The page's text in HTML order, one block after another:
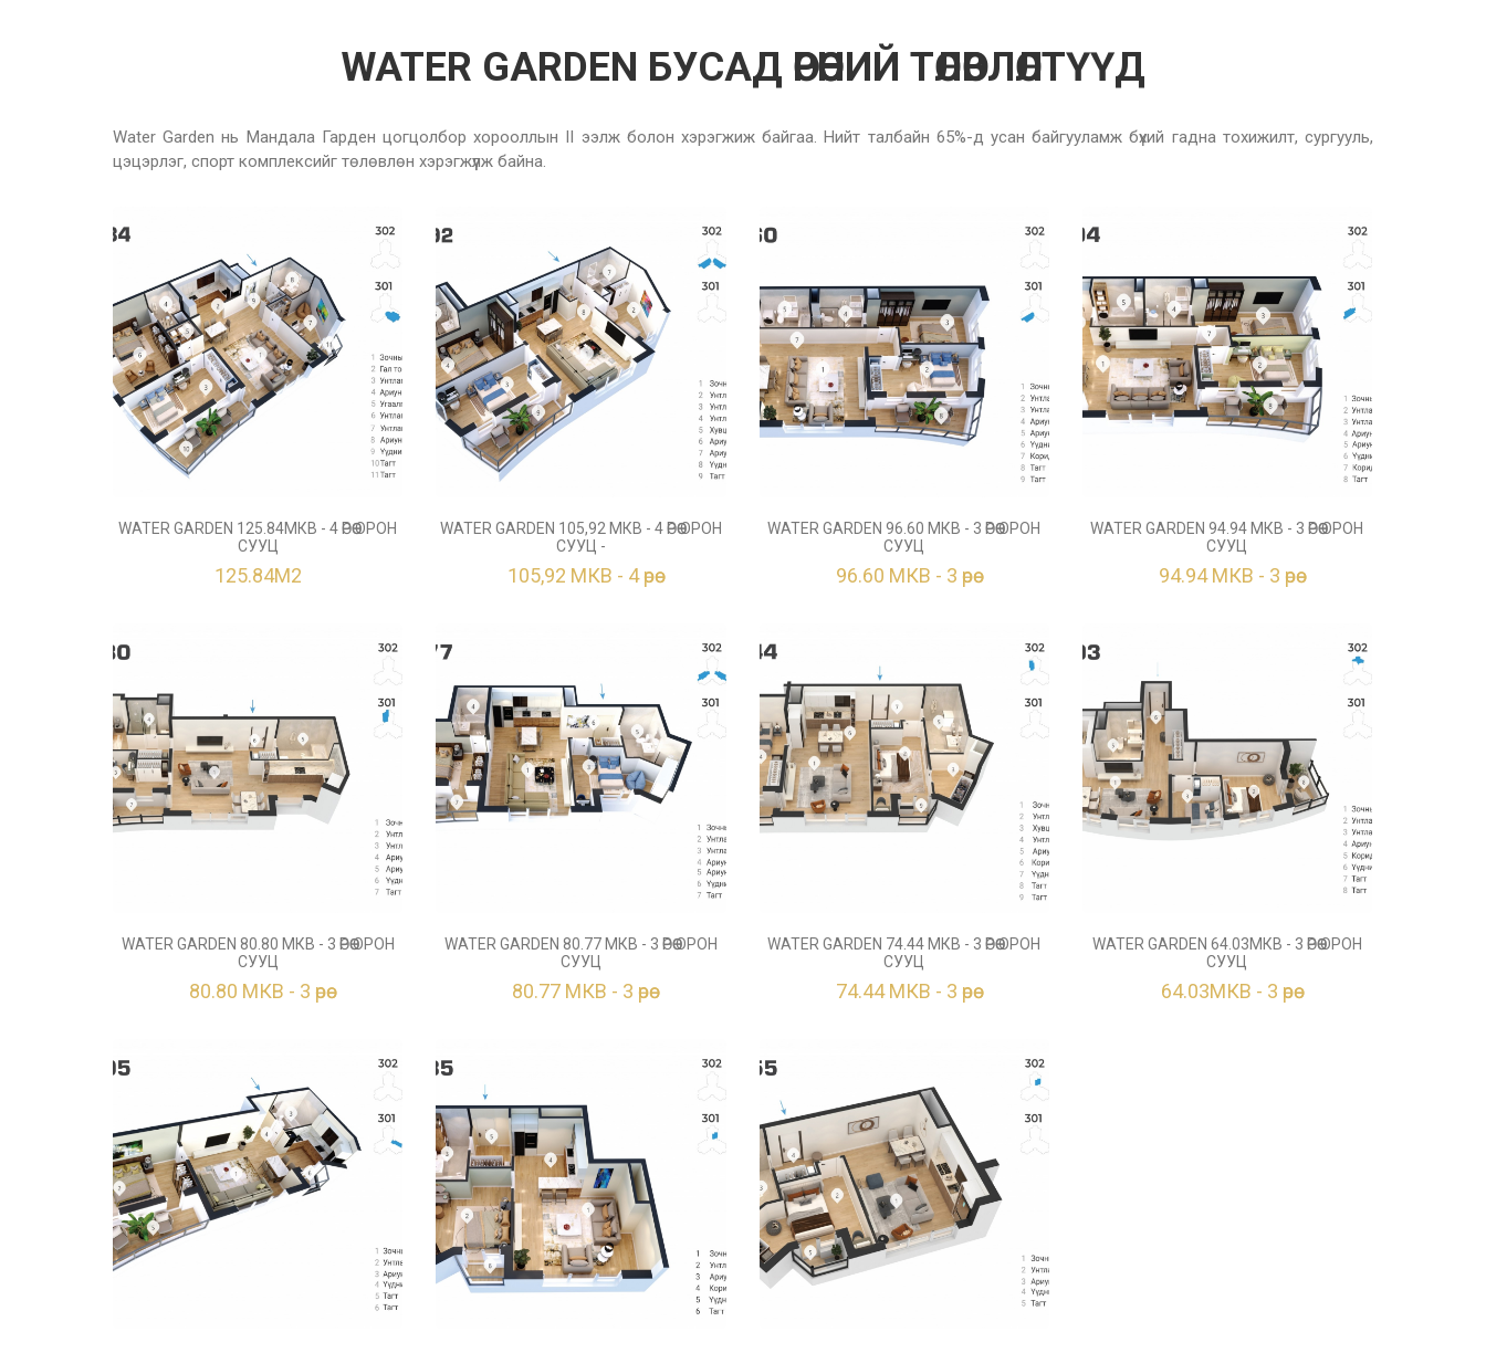
WATER GARDEN БУСАД ӨРӨӨНИЙ ТӨЛӨВЛӨЛТҮҮД
Water Garden нь Мандала Гарден цогцолбор хорооллын II ээлж болон хэрэгжиж байгаа. Нийт талбайн 65%-д усан байгууламж бүхий гадна тохижилт, сургууль,
цэцэрлэг, спорт комплексийг төлөвлөн хэрэгжүүлж байна.
WATER GARDEN 125.84МКВ - 4 ӨРӨӨ ОРОН
СУУЦ
125.84М2
WATER GARDEN 105,92 МКВ - 4 ӨРӨӨ ОРОН
СУУЦ -
105,92 МКВ - 4 өрөө
WATER GARDEN 96.60 МКВ - 3 ӨРӨӨ ОРОН
СУУЦ
96.60 МКВ - 3 өрөө
WATER GARDEN 94.94 МКВ - 3 ӨРӨӨ ОРОН
СУУЦ
94.94 МКВ - 3 өрөө
WATER GARDEN 80.80 МКВ - 3 ӨРӨӨ ОРОН
СУУЦ
80.80 МКВ - 3 өрөө
WATER GARDEN 80.77 МКВ - 3 ӨРӨӨ ОРОН
СУУЦ
80.77 МКВ - 3 өрөө
WATER GARDEN 74.44 МКВ - 3 ӨРӨӨ ОРОН
СУУЦ
74.44 МКВ - 3 өрөө
WATER GARDEN 64.03МКВ - 3 ӨРӨӨ ОРОН
СУУЦ
64.03МКВ - 3 өрөө